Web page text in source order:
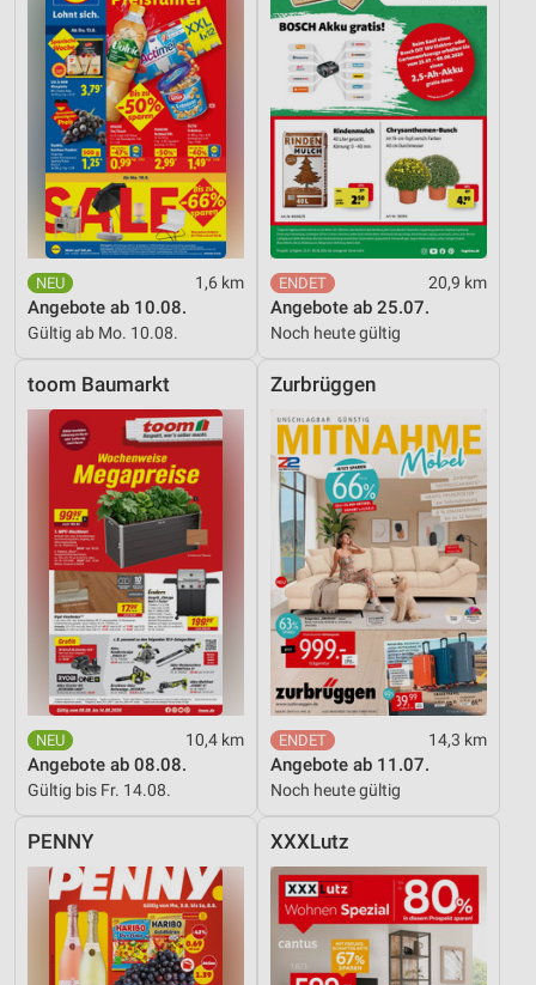
1,6 km
Angebote ab 10.08.
Gültig ab Mo. 10.08.
20,9 km
Angebote ab 25.07.
Noch heute gültig
toom Baumarkt
10,4 km
Angebote ab 08.08.
Gültig bis Fr. 14.08.
Zurbrüggen
14,3 km
Angebote ab 11.07.
Noch heute gültig
PENNY XXXLutz